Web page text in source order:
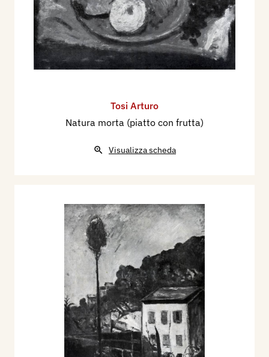
Tosi Arturo
Natura morta (piatto con frutta)
Visualizza scheda